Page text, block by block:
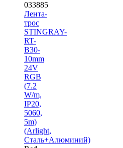
033885
Лента-
трос
STINGRAY-
RT-
B30-
10mm
24V
RGB
(7.2
W/m,
IP20,
5060,
5m)
(Arlight,
Сталь+Алюминий)